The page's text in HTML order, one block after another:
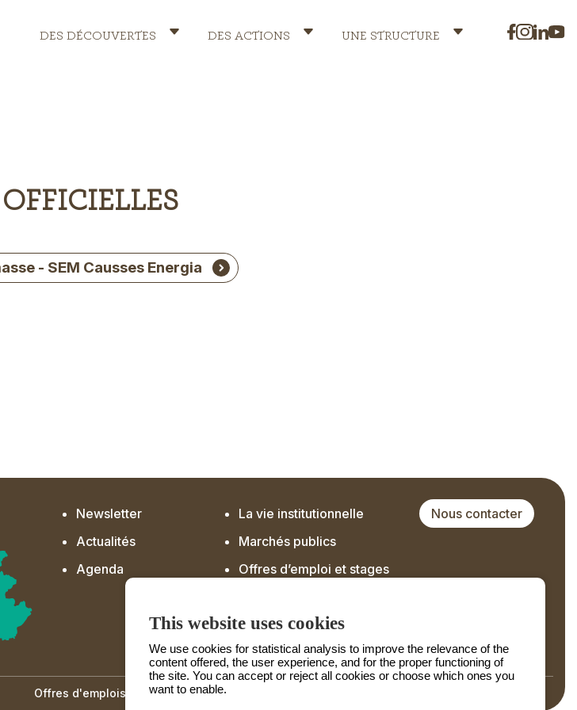
Header
DES DÉCOUVERTES DES ACTIONS UNE STRUCTURE
- SEM Causses Energia
Newsletter
La vie institutionnelle
Actualités
Marchés publics
Agenda
Offres d’emploi et stages
Nous contacter
Offres d'emplois et de stage
This website uses cookies
We use cookies for statistical analysis to improve the relevance of the
content offered, the user experience, and for the proper functioning of
the site. You can accept or reject all cookies or choose which ones you
want to enable.